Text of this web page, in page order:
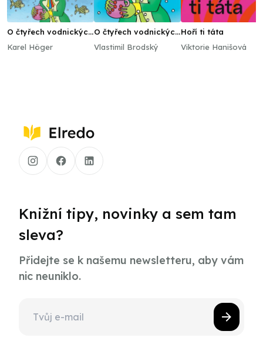
O čtyřech vodnických
Karel Höger
O čtyřech vodnických
Vlastimil Brodský
Hoří ti táta
Viktorie Hanišová
Knižní tipy, novinky a sem tam
sleva?
Přidejte se k našemu newsletteru, aby vám
nic neuniklo.